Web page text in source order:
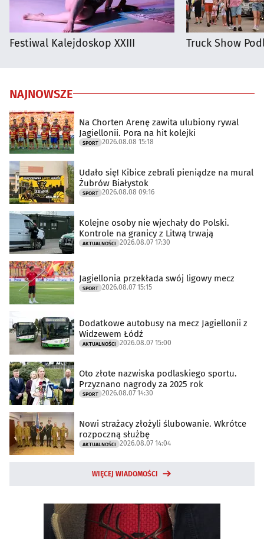
Festiwal Kalejdoskop XXIII Truck Show
NAJNOWSZE
Na Chorten Arenę zawita ulubiony rywal
Jagiellonii. Pora na hit kolejki
SPORT 2026.08.08 15:18
Udało się! Kibice zebrali pieniądze na mural
Żubrów Białystok
SPORT 2026.08.08 09:16
Kolejne osoby nie wjechały do Polski.
Kontrole na granicy z Litwą trwają
AKTUALNOŚCI 2026.08.07 17:30
Jagiellonia przekłada swój ligowy mecz
SPORT 2026.08.07 15:15
Dodatkowe autobusy na mecz Jagiellonii z
Widzewem Łódź
AKTUALNOŚCI 2026.08.07 15:00
Oto złote nazwiska podlaskiego sportu.
Przyznano nagrody za 2025 rok
SPORT 2026.08.07 14:30
Nowi strażacy złożyli ślubowanie. Wkrótce
rozpoczną służbę
AKTUALNOŚCI 2026.08.07 14:04
WIĘCEJ WIADOMOŚCI